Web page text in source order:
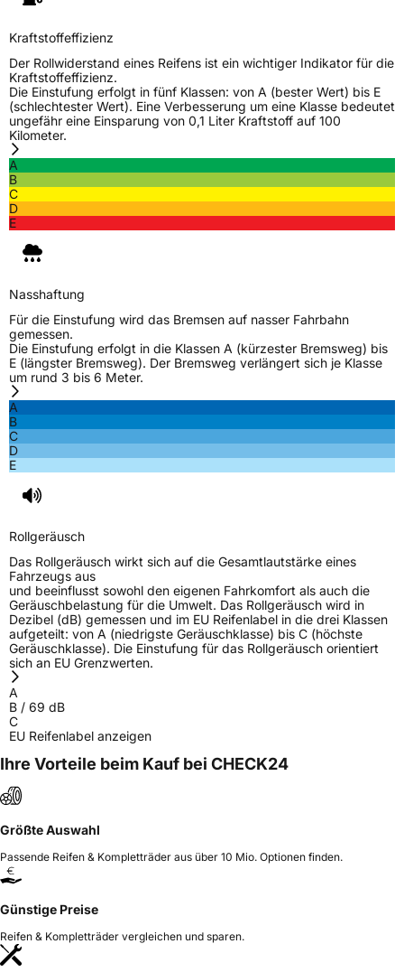
Kraftstoffeffizienz
Der Rollwiderstand eines Reifens ist ein wichtiger Indikator für die
Kraftstoffeffizienz.
Die Einstufung erfolgt in fünf Klassen: von A (bester Wert) bis E
(schlechtester Wert). Eine Verbesserung um eine Klasse bedeutet
ungefähr eine Einsparung von 0,1 Liter Kraftstoff auf 100
Kilometer.
A
B
C
D
E
Nasshaftung
Für die Einstufung wird das Bremsen auf nasser Fahrbahn
gemessen.
Die Einstufung erfolgt in die Klassen A (kürzester Bremsweg) bis
E (längster Bremsweg). Der Bremsweg verlängert sich je Klasse
um rund 3 bis 6 Meter.
A
B
C
D
E
Rollgeräusch
Das Rollgeräusch wirkt sich auf die Gesamtlautstärke eines
Fahrzeugs aus
und beeinflusst sowohl den eigenen Fahrkomfort als auch die
Geräuschbelastung für die Umwelt. Das Rollgeräusch wird in
Dezibel (dB) gemessen und im EU Reifenlabel in die drei Klassen
aufgeteilt: von A (niedrigste Geräuschklasse) bis C (höchste
Geräuschklasse). Die Einstufung für das Rollgeräusch orientiert
sich an EU Grenzwerten.
A
B / 69 dB
C
EU Reifenlabel anzeigen
Ihre Vorteile beim Kauf bei CHECK24
Größte Auswahl
Passende Reifen & Kompletträder aus über 10 Mio. Optionen finden.
Günstige Preise
Reifen & Kompletträder vergleichen und sparen.